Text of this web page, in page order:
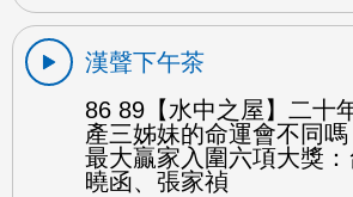
漢聲下午茶
86 89【水中之屋】二十
產三姊妹的命運會不同
最大贏家入圍六項大獎
曉函、張家禎